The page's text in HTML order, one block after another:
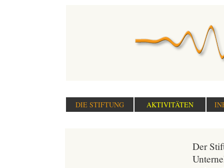
DIE STIFTUNG AKTIVITÄTEN
Der